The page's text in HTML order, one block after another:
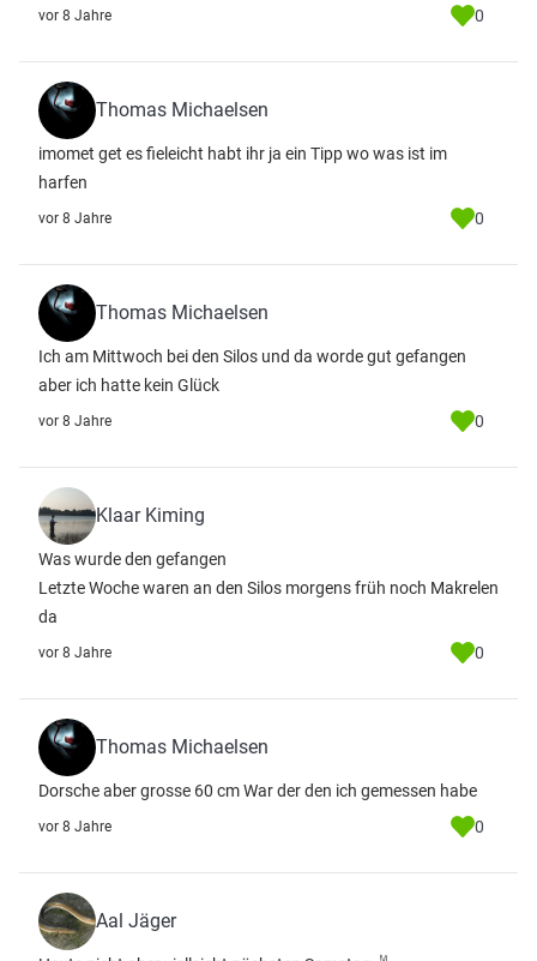
vor 8 Jahre 0
Thomas Michaelsen
imomet get es fieleicht habt ihr ja ein Tipp wo was ist im
harfen
vor 8 Jahre 0
Thomas Michaelsen
Ich am Mittwoch bei den Silos und da worde gut gefangen
aber ich hatte kein Glück
vor 8 Jahre 0
Klaar Kiming
Was wurde den gefangen
Letzte Woche waren an den Silos morgens früh noch Makrelen
da
vor 8 Jahre 0
Thomas Michaelsen
Dorsche aber grosse 60 cm War der den ich gemessen habe
vor 8 Jahre 0
Aal Jäger